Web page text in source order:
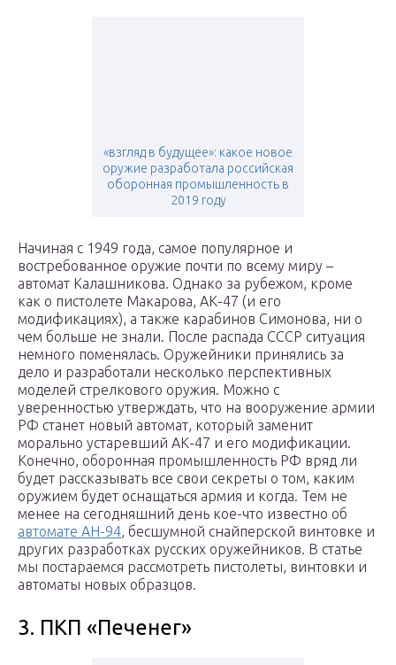
«взгляд в будущее»: какое новое
оружие разработала российская
оборонная промышленность в
2019 году
Начиная с 1949 года, самое популярное и
востребованное оружие почти по всему миру –
автомат Калашникова. Однако за рубежом, кроме
как о пистолете Макарова, АК-47 (и его
модификациях), а также карабинов Симонова, ни о
чем больше не знали. После распада СССР ситуация
немного поменялась. Оружейники принялись за
дело и разработали несколько перспективных
моделей стрелкового оружия. Можно с
уверенностью утверждать, что на вооружение армии
РФ станет новый автомат, который заменит
морально устаревший АК-47 и его модификации.
Конечно, оборонная промышленность РФ вряд ли
будет рассказывать все свои секреты о том, каким
оружием будет оснащаться армия и когда. Тем не
менее на сегодняшний день кое-что известно об
автомате АН-94, бесшумной снайперской винтовке и
других разработках русских оружейников. В статье
мы постараемся рассмотреть пистолеты, винтовки и
автоматы новых образцов.
3. ПКП «Печенег»